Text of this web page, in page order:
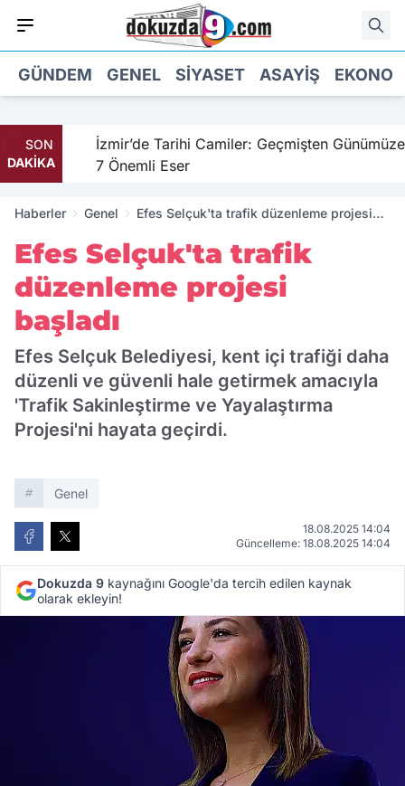
GÜNDEM GENEL SIYASET ASAYIŞ
SON
DAKİKA
İzmir’de Tarihi Camiler: Geçmişten Günümüze
7 Önemli Eser
Haberler Genel
Efes Selçuk'ta trafik düzenleme projesi
Efes Selçuk'ta trafik
düzenleme projesi
başladı
Efes Selçuk Belediyesi, kent içi trafiği daha
düzenli ve güvenli hale getirmek amacıyla
'Trafik Sakinleştirme ve Yayalaştırma
Projesi'ni hayata geçirdi.
Genel
18.08.2025 14:04
Güncelleme: 18.08.2025 14:04
Dokuzda 9 kaynağını Google'da tercih edilen kaynak
olarak ekleyin!